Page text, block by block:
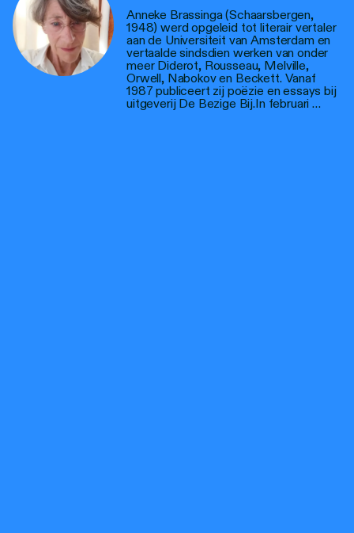
Anneke Brassinga (Schaarsbergen,
1948) werd opgeleid tot literair vertaler
aan de Universiteit van Amsterdam en
vertaalde sindsdien werken van onder
meer Diderot, Rousseau, Melville,
Orwell, Nabokov en Beckett. Vanaf
1987 publiceert zij poëzie en essays bij
uitgeverij De Bezige Bij.In februari …